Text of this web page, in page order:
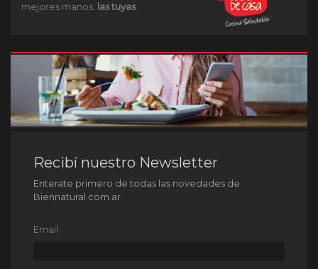
mejores manos: las tuyas.
Recibí nuestro Newsletter
Enterate primero de todas las novedades de
Biennatural.com.ar
Email